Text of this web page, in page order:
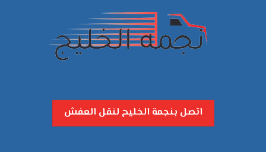
اتصل بنجمة الخليح لنقل العفش